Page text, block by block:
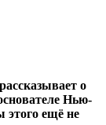
о
Нью-
этого ещё не